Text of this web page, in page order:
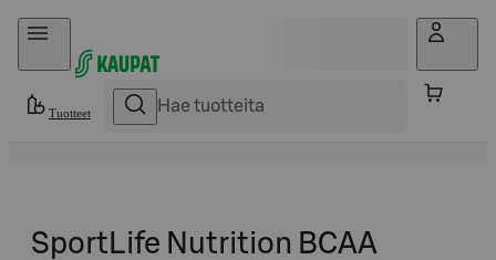
Hyppää sisältöön
Tuotteet
SportLife Nutrition BCAA